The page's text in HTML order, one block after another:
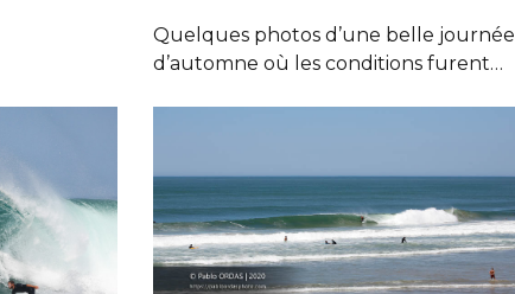
Quelques photos d’une belle journée
d’automne où les conditions furent…